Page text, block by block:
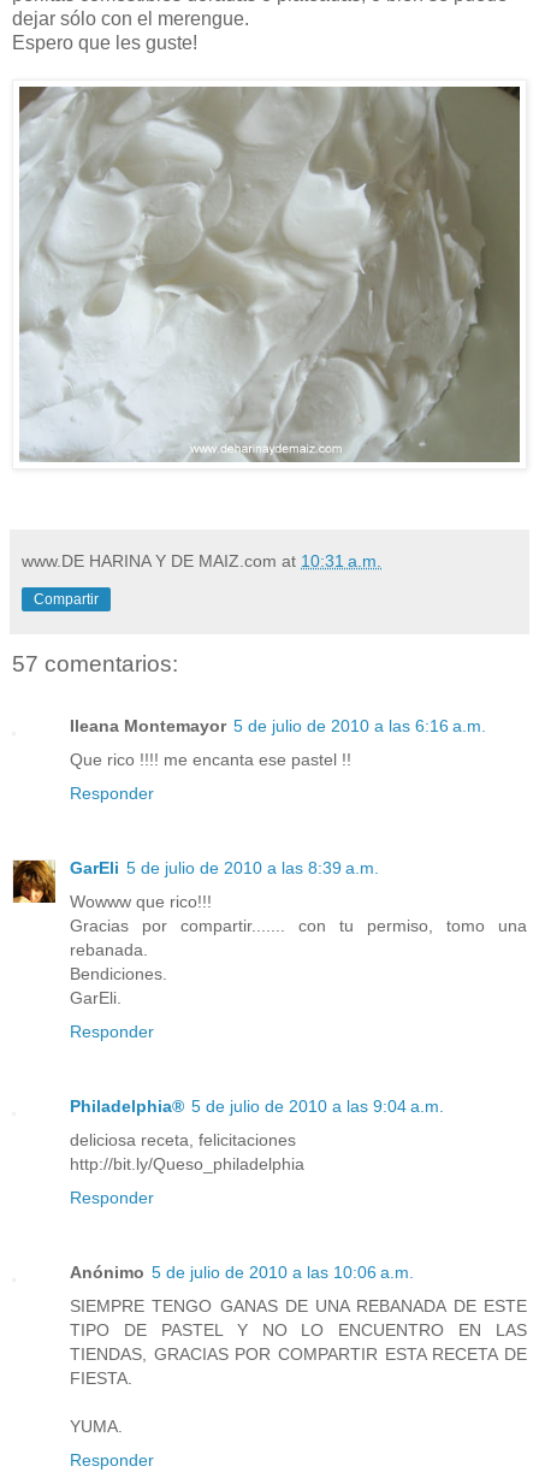
dejar sólo con el merengue.
Espero que les guste!
www.DE HARINA Y DE MAIZ.com at 10:31 a.m.
Compartir
57 comentarios:
Ileana Montemayor 5 de julio de 2010 a las 6:16 a.m.
Que rico !!!! me encanta ese pastel !!
Responder
GarEli 5 de julio de 2010 a las 8:39 a.m.
Wowww que rico!!!
Gracias por compartir....... con tu permiso, tomo una
rebanada.
Bendiciones.
GarEli.
Responder
Philadelphia® 5 de julio de 2010 a las 9:04 a.m.
deliciosa receta, felicitaciones
http://bit.ly/Queso_philadelphia
Responder
Anónimo 5 de julio de 2010 a las 10:06 a.m.
SIEMPRE TENGO GANAS DE UNA REBANADA DE ESTE
TIPO DE PASTEL Y NO LO ENCUENTRO EN LAS
TIENDAS, GRACIAS POR COMPARTIR ESTA RECETA DE
FIESTA.
YUMA.
Responder